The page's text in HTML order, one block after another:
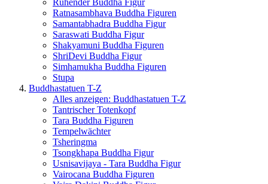
Ruhender Buddha Figur
Ratnasambhava Buddha Figuren
Samantabhadra Buddha Figur
Saraswati Buddha Figur
Shakyamuni Buddha Figuren
ShriDevi Buddha Figur
Simhamukha Buddha Figuren
Stupa
Buddhastatuen T-Z
Alles anzeigen: Buddhastatuen T-Z
Tantrischer Totenkopf
Tara Buddha Figuren
Tempelwächter
Tsheringma
Tsongkhapa Buddha Figur
Usnisavijaya - Tara Buddha Figur
Vairocana Buddha Figuren